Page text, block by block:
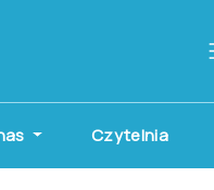
Czytelnia